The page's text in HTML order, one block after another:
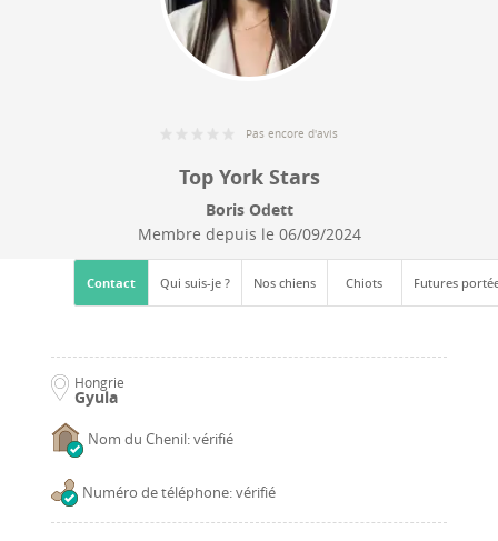
Pas encore d'avis
Top York Stars
Boris Odett
Membre depuis le 06/09/2024
Contact Qui suis-je ? Nos chiens Chiots Futures
Hongrie
Gyula
Nom du Chenil: vérifié
Numéro de téléphone: vérifié